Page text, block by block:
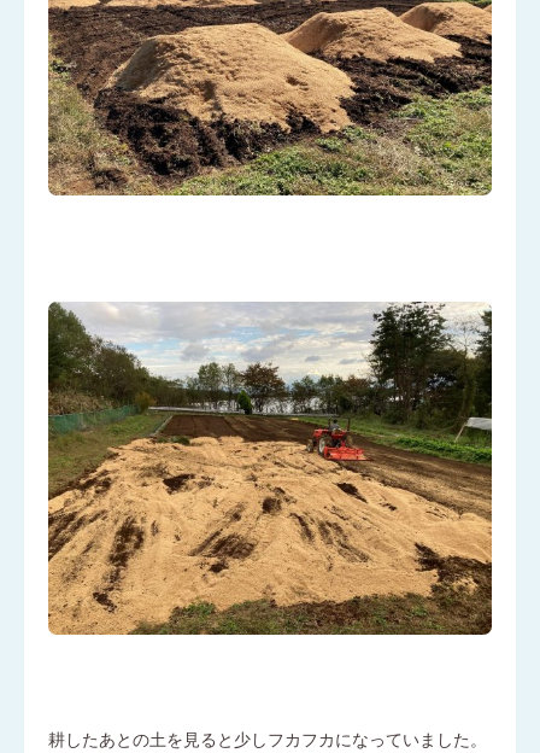
耕したあとの土を見ると少しフカフカになっていました。